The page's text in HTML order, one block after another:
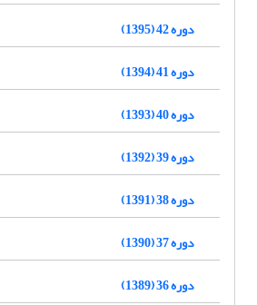
دوره 42 (1395)
دوره 41 (1394)
دوره 40 (1393)
دوره 39 (1392)
دوره 38 (1391)
دوره 37 (1390)
دوره 36 (1389)